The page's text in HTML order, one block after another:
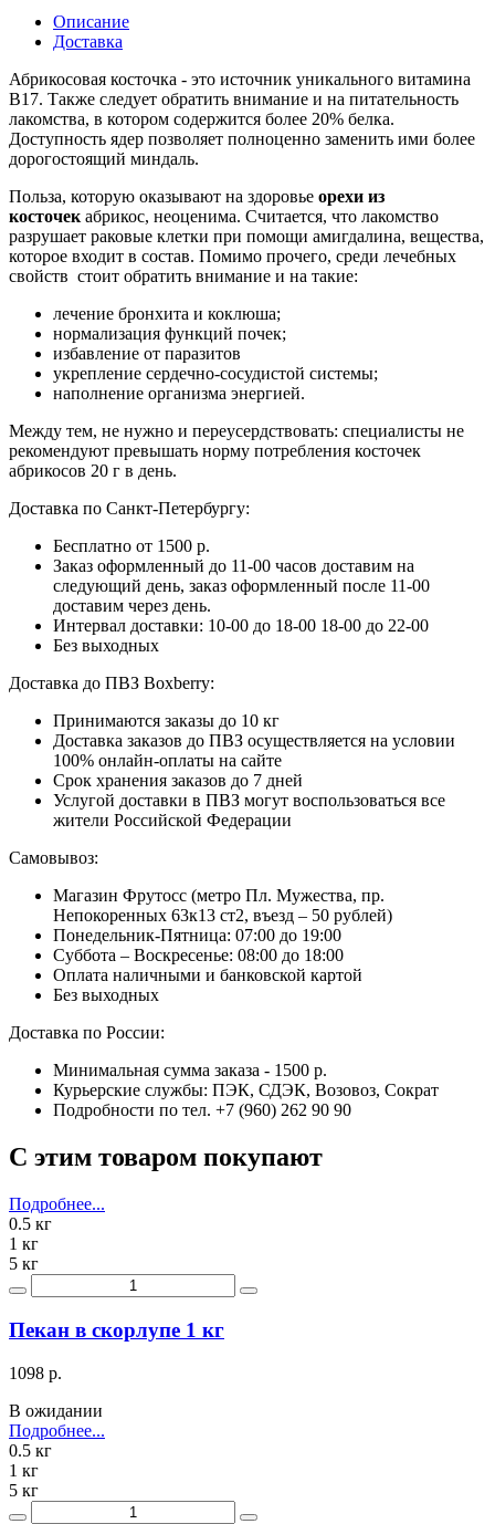
Описание
Доставка
Абрикосовая косточка - это источник уникального витамина
B17. Также следует обратить внимание и на питательность
лакомства, в котором содержится более 20% белка.
Доступность ядер позволяет полноценно заменить ими более
дорогостоящий миндаль.
Польза, которую оказывают на здоровье орехи из
косточек абрикос, неоценима. Считается, что лакомство
разрушает раковые клетки при помощи амигдалина, вещества,
которое входит в состав. Помимо прочего, среди лечебных
свойств стоит обратить внимание и на такие:
лечение бронхита и коклюша;
нормализация функций почек;
избавление от паразитов
укрепление сердечно-сосудистой системы;
наполнение организма энергией.
Между тем, не нужно и переусердствовать: специалисты не
рекомендуют превышать норму потребления косточек
абрикосов 20 г в день.
Доставка по Санкт-Петербургу:
Бесплатно от 1500 р.
Заказ оформленный до 11-00 часов доставим на
следующий день, заказ оформленный после 11-00
доставим через день.
Интервал доставки: 10-00 до 18-00 18-00 до 22-00
Без выходных
Доставка до ПВЗ Boxberry:
Принимаются заказы до 10 кг
Доставка заказов до ПВЗ осуществляется на условии
100% онлайн-оплаты на сайте
Срок хранения заказов до 7 дней
Услугой доставки в ПВЗ могут воспользоваться все
жители Российской Федерации
Самовывоз:
Магазин Фрутосс (метро Пл. Мужества, пр.
Непокоренных 63к13 ст2, въезд – 50 рублей)
Понедельник-Пятница: 07:00 до 19:00
Суббота – Воскресенье: 08:00 до 18:00
Оплата наличными и банковской картой
Без выходных
Доставка по России:
Минимальная сумма заказа - 1500 р.
Курьерские службы: ПЭК, СДЭК, Возовоз, Сократ
Подробности по тел. +7 (960) 262 90 90
С этим товаром покупают
Подробнее...
0.5 кг
1 кг
5 кг
Пекан в скорлупе 1 кг
1098 р.
В ожидании
Подробнее...
0.5 кг
1 кг
5 кг